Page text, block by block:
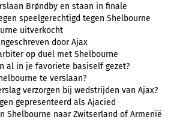
Brøndby en staan in finale
speelgerechtigd tegen Shelbourne
uitverkocht
door Ajax
op duel met Shelbourne
al in je favoriete basiself gezet?
te verslaan?
verzorgen bij wedstrijden van Ajax?
gepresenteerd als Ajacied
Shelbourne naar Zwitserland of Armenië